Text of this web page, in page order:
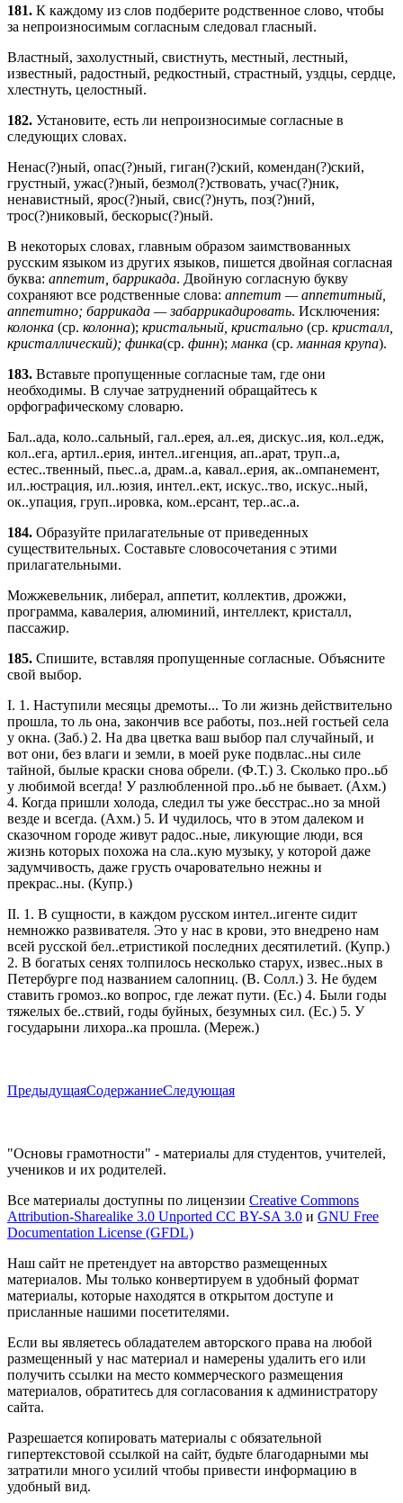
181. К каждому из слов подберите родственное слово, чтобы
за непроизносимым согласным следовал гласный.
Властный, захолустный, свистнуть, местный, лестный,
известный, радостный, редкостный, страстный, уздцы, сердце,
хлестнуть, целостный.
182. Установите, есть ли непроизносимые согласные в
следующих словах.
Ненас(?)ный, опас(?)ный, гиган(?)ский, комендан(?)ский,
грустный, ужас(?)ный, безмол(?)ствовать, учас(?)ник,
ненавистный, ярос(?)ный, свис(?)нуть, поз(?)ний,
трос(?)никовый, бескорыс(?)ный.
В некоторых словах, главным образом заимствованных
русским языком из других языков, пишется двойная согласная
буква: аппетит, баррикада. Двойную согласную букву
сохраняют все родственные слова: аппетит — аппетитный,
аппетитно; баррикада — забаррикадировать. Исключения:
колонка (ср. колонна); кристальный, кристально (ср. кристалл,
кристаллический); финка(ср. финн); манка (ср. манная крупа).
183. Вставьте пропущенные согласные там, где они
необходимы. В случае затруднений обращайтесь к
орфографическому словарю.
Бал..ада, коло..сальный, гал..ерея, ал..ея, дискус..ия, кол..едж,
кол..eгa, артил..ерия, интел..игенция, ап..арат, труп..а,
естес..твенный, пьес..а, драм..а, кавал..ерия, ак..омпанемент,
ил..юстрация, ил..юзия, интел..ект, искус..тво, искус..ный,
ок..упация, груп..ировка, ком..ерсант, тер..ас..а.
184. Образуйте прилагательные от приведенных
существительных. Составьте словосочетания с этими
прилагательными.
Можжевельник, либерал, аппетит, коллектив, дрожжи,
программа, кавалерия, алюминий, интеллект, кристалл,
пассажир.
185. Спишите, вставляя пропущенные согласные. Объясните
свой выбор.
I. 1. Наступили месяцы дремоты... То ли жизнь действительно
прошла, то ль она, закончив все работы, поз..ней гостьей села
у окна. (Заб.) 2. На два цветка ваш выбор пал случайный, и
вот они, без влаги и земли, в моей руке подвлас..ны силе
тайной, былые краски снова обрели. (Ф.Т.) 3. Сколько про..ьб
у любимой всегда! У разлюбленной про..ьб не бывает. (Ахм.)
4. Когда пришли холода, следил ты уже бесстрас..но за мной
везде и всегда. (Ахм.) 5. И чудилось, что в этом далеком и
сказочном городе живут радос..ные, ликующие люди, вся
жизнь которых похожа на сла..кую музыку, у которой даже
задумчивость, даже грусть очаровательно нежны и
прекрас..ны. (Купр.)
II. 1. В сущности, в каждом русском интел..игенте сидит
немножко развивателя. Это у нас в крови, это внедрено нам
всей русской бел..етристикой последних десятилетий. (Купр.)
2. В богатых сенях толпилось несколько старух, извес..ных в
Петербурге под названием салопниц. (В. Солл.) 3. Не будем
ставить громоз..ко вопрос, где лежат пути. (Ес.) 4. Были годы
тяжелых бе..ствий, годы буйных, безумных сил. (Ес.) 5. У
государыни лихора..ка прошла. (Мереж.)
ПредыдущаяСодержаниеСледующая
"Основы грамотности" - материалы для студентов, учителей,
учеников и их родителей.
Все материалы доступны по лицензии Creative Commons
Attribution-Sharealike 3.0 Unported CC BY-SA 3.0 и GNU Free
Documentation License (GFDL)
Наш сайт не претендует на авторство размещенных
материалов. Мы только конвертируем в удобный формат
материалы, которые находятся в открытом доступе и
присланные нашими посетителями.
Если вы являетесь обладателем авторского права на любой
размещенный у нас материал и намерены удалить его или
получить ссылки на место коммерческого размещения
материалов, обратитесь для согласования к администратору
сайта.
Разрешается копировать материалы с обязательной
гипертекстовой ссылкой на сайт, будьте благодарными мы
затратили много усилий чтобы привести информацию в
удобный вид.